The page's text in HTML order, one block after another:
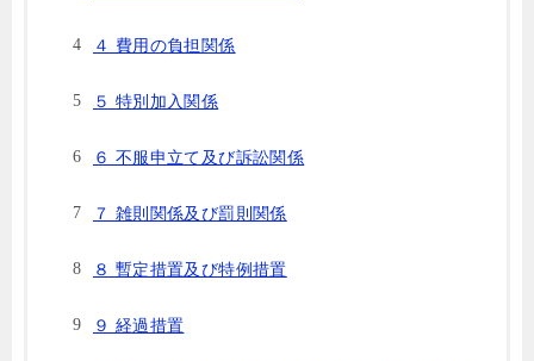
４ 費用の負担関係
５ 特別加入関係
６ 不服申立て及び訴訟関係
７ 雑則関係及び罰則関係
８ 暫定措置及び特例措置
９ 経過措置